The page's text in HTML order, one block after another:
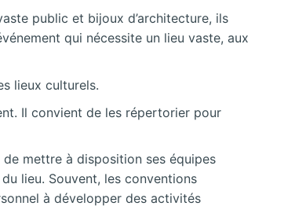
public et bijoux d’architecture, ils
qui nécessite un lieu vaste, aux
lieux culturels.
Il convient de les répertorier pour
mettre à disposition ses équipes
lieu. Souvent, les conventions
à développer des activités